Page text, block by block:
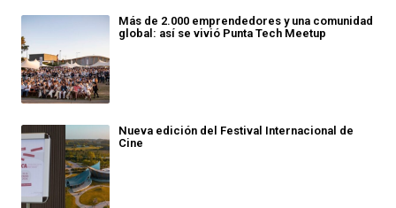
Más de 2.000 emprendedores y una comunidad
global: así se vivió Punta Tech Meetup
Nueva edición del Festival Internacional de
Cine